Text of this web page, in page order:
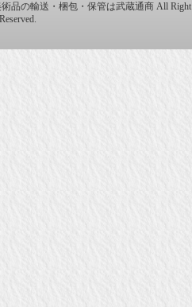
品の輸送・梱包・保管は武蔵通商 All Right